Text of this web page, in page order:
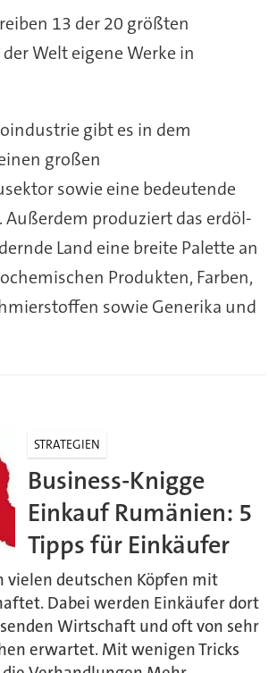
13 der 20 größten
Welt eigene Werke in
gibt es in dem
großen
sowie eine bedeutende
produziert das erdöl-
Land eine breite Palette an
Produkten, Farben,
sowie Generika und
STRATEGIEN
Business-Knigge
Einkauf Rumänien: 5
Tipps für Einkäufer
vielen deutschen Köpfen mit
Dabei werden Einkäufer dort
Wirtschaft und oft von sehr
erwartet. Mit wenigen Tricks